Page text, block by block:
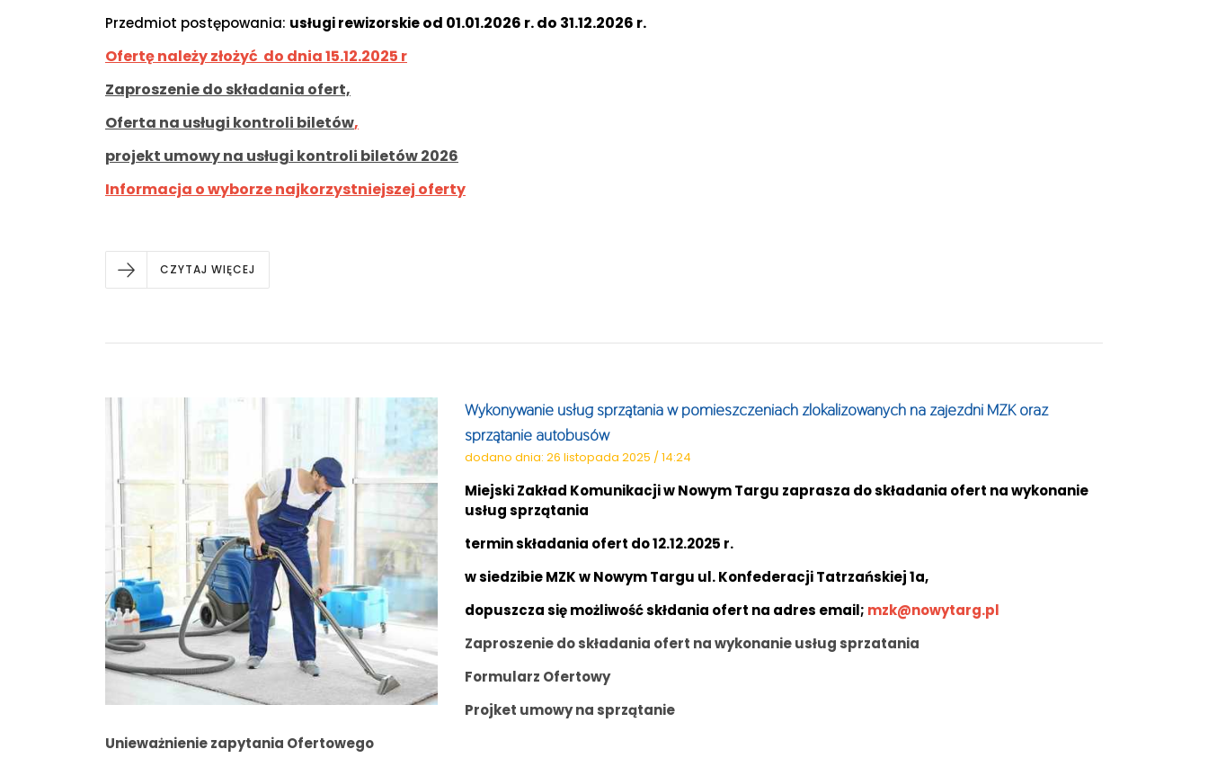
Przedmiot postępowania: usługi rewizorskieod 01.01.2026 r. do 31.12.2026 r.
Ofertę należy złożyć do dnia 15.12.2025 r
Zaproszenie do składania ofert,
Oferta na usługi kontroli biletów,
projekt umowy na usługi kontroli biletów 2026
Informacja o wyborze najkorzystniejszej oferty
CZYTAJ WIĘCEJ
Wykonywanie usług sprzątania w pomieszczeniach zlokalizowanych na zajezdni MZK oraz
sprzątanie autobusów
dodano dnia: 26 listopada 2025 / 14:24
Miejski Zakład Komunikacji w Nowym Targu zaprasza do składania ofert na wykonanie
usług sprzątania
termin składania ofert do 12.12.2025 r.
w siedzibie MZK w Nowym Targu ul. Konfederacji Tatrzańskiej 1a,
dopuszcza się możliwość skłdania ofert na adres email; mzk@nowytarg.pl
Zaproszenie do składania ofert na wykonanie usług sprzatania
Formularz Ofertowy
Projket umowy na sprzątanie
Unieważnienie zapytania Ofertowego